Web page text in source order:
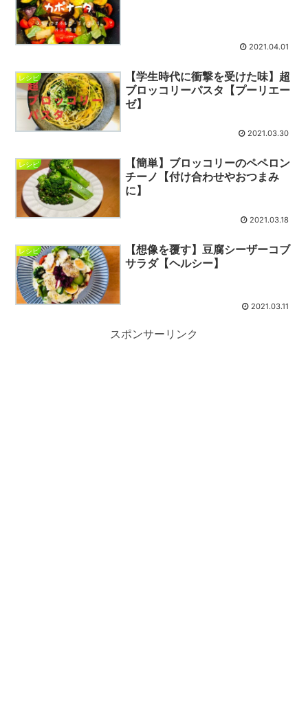
2021.04.01
レシピ
【学生時代に衝撃を受けた味】超
ブロッコリーパスタ【プーリエー
ゼ】
2021.03.30
レシピ
【簡単】ブロッコリーのペペロン
チーノ【付け合わせやおつまみ
に】
2021.03.18
レシピ
【想像を覆す】豆腐シーザーコブ
サラダ【ヘルシー】
2021.03.11
スポンサーリンク